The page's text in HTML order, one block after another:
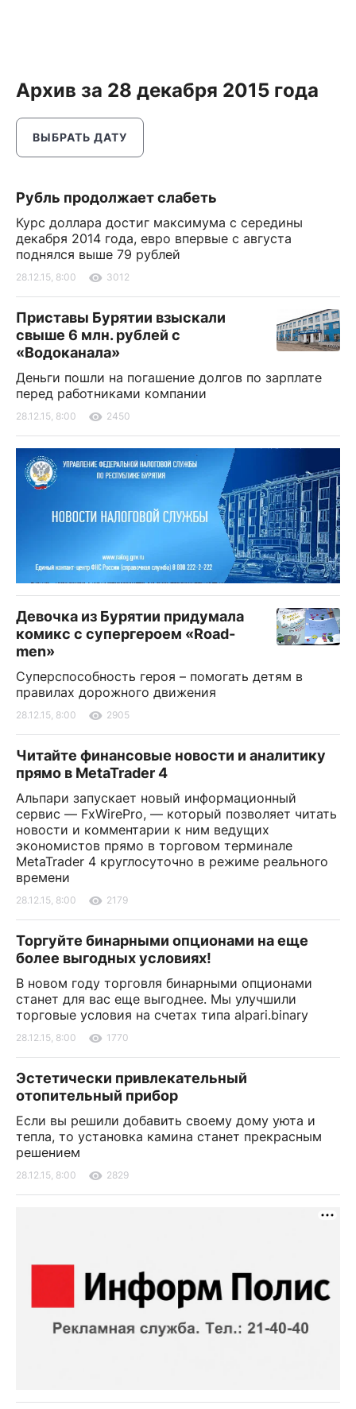
Архив за 28 декабря 2015 года
ВЫБРАТЬ ДАТУ
Рубль продолжает слабеть
Курс доллара достиг максимума с середины
декабря 2014 года, евро впервые с августа
поднялся выше 79 рублей
28.12.15, 8:00 3012
Приставы Бурятии взыскали
свыше 6 млн. рублей с
«Водоканала»
Деньги пошли на погашение долгов по зарплате
перед работниками компании
28.12.15, 8:00 2450
Девочка из Бурятии придумала
комикс с супергероем «Road-
men»
Суперспособность героя – помогать детям в
правилах дорожного движения
28.12.15, 8:00 2905
Читайте финансовые новости и аналитику
прямо в MetaTrader 4
Альпари запускает новый информационный
сервис — FxWirePro, — который позволяет читать
новости и комментарии к ним ведущих
экономистов прямо в торговом терминале
MetaTrader 4 круглосуточно в режиме реального
времени
28.12.15, 8:00 2179
Торгуйте бинарными опционами на еще
более выгодных условиях!
В новом году торговля бинарными опционами
станет для вас еще выгоднее. Мы улучшили
торговые условия на счетах типа alpari.binary
28.12.15, 8:00 1770
Эстетически привлекательный
отопительный прибор
Если вы решили добавить своему дому уюта и
тепла, то установка камина станет прекрасным
решением
28.12.15, 8:00 2829